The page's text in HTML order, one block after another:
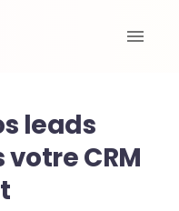
leads
CRM